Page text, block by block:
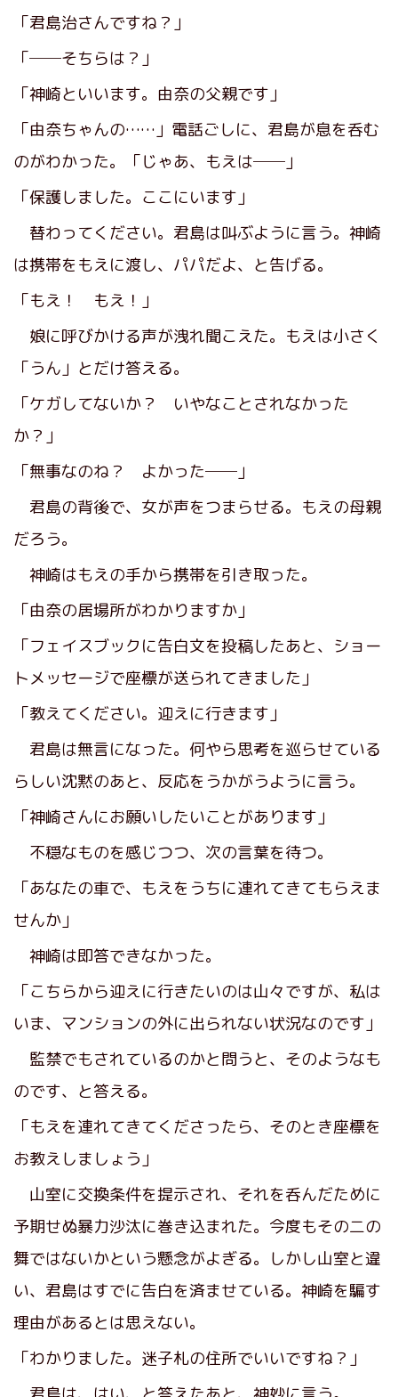
「君島治さんですね？」
「──そちらは？」
「神崎といいます。由奈の父親です」
「由奈ちゃんの……」電話ごしに、君島が息を呑む
のがわかった。「じゃあ、もえは──」
「保護しました。ここにいます」
替わってください。君島は叫ぶように言う。神崎
は携帯をもえに渡し、パパだよ、と告げる。
「もえ！ もえ！」
娘に呼びかける声が洩れ聞こえた。もえは小さく
「うん」とだけ答える。
「ケガしてないか？ いやなことされなかった
か？」
「無事なのね？ よかった──」
君島の背後で、女が声をつまらせる。もえの母親
だろう。
神崎はもえの手から携帯を引き取った。
「由奈の居場所がわかりますか」
「フェイスブックに告白文を投稿したあと、ショー
トメッセージで座標が送られてきました」
「教えてください。迎えに行きます」
君島は無言になった。何やら思考を巡らせている
らしい沈黙のあと、反応をうかがうように言う。
「神崎さんにお願いしたいことがあります」
不穏なものを感じつつ、次の言葉を待つ。
「あなたの車で、もえをうちに連れてきてもらえま
せんか」
神崎は即答できなかった。
「こちらから迎えに行きたいのは山々ですが、私は
いま、マンションの外に出られない状況なのです」
監禁でもされているのかと問うと、そのようなも
のです、と答える。
「もえを連れてきてくださったら、そのとき座標を
お教えしましょう」
山室に交換条件を提示され、それを呑んだために
予期せぬ暴力沙汰に巻き込まれた。今度もその二の
舞ではないかという懸念がよぎる。しかし山室と違
い、君島はすでに告白を済ませている。神崎を騙す
理由があるとは思えない。
「わかりました。迷子札の住所でいいですね？」